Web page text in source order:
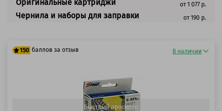
Оригинальные картриджи от 1 077 р.
Чернила и наборы для заправки от 190 р.
150 баллов за отзыв В наличии
Быстрый просмотр